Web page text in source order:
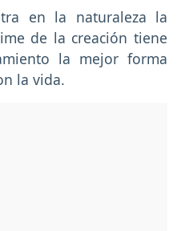
en la naturaleza la
de la creación tiene
la mejor forma
la vida.